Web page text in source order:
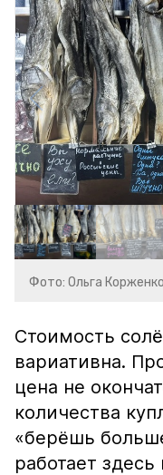
Фото: Ольга
Стоимость
вариативна.
цена не
количества
«берёшь
работает